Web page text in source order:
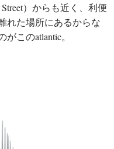
）からも近く、利便
れた場所にあるからな
このatlantic。